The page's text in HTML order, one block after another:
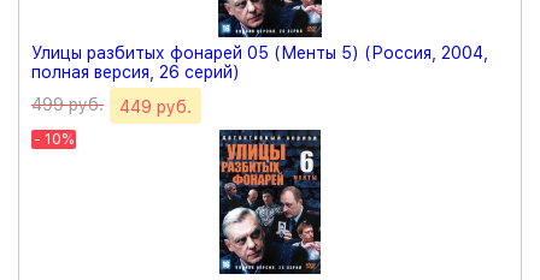
Улицы разбитых фонарей 05 (Менты 5) (Россия, 2004,
полная версия, 26 серий)
499 руб.
449 руб.
- 10%